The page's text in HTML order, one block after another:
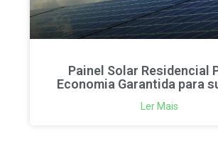
Painel Solar Residencial
Economia Garantida para
Ler Mais